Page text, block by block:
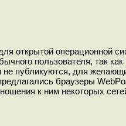
открытой операционной
пользователя, так
не публикуются, для
браузеры
к ним некоторых